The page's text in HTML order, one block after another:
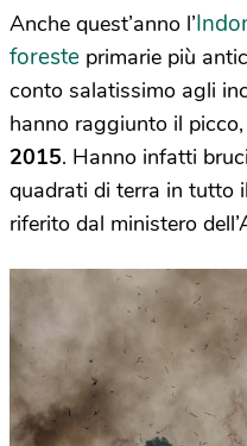
Anche quest’anno l’
foreste primarie più
conto salatissimo agli
hanno raggiunto il
2015. Hanno infatti
quadrati di terra in tutto
riferito dal ministero